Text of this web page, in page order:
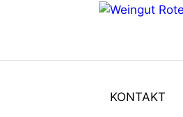
KONTAKT